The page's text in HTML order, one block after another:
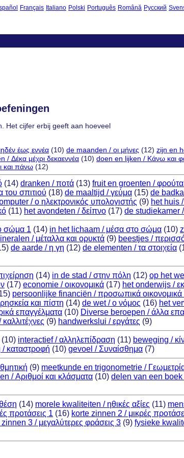
Français Italiano Polski Português Română Русский
Het cijfer erbij geeft aan hoeveel
έως εννέα (10) de maanden / οι μήνες (12) zijn en
/ Δέκα μέχρι δεκαεννέα (10) doen en lijken / Κάνω και
και πάνω (12)
(14) dranken / ποτά (13) fruit en groenten / φρούτα
του σπιτιού (18) de maaltijd / γεύμα (15) de
/ ο ηλεκτρονικός υπολογιστής (9) het huis /
(11) het avondeten / δείπνο (17) de studiekamer /
σώμα 1 (14) in het lichaam / μέσα στο σώμα (10)
/ μέταλλα και ορυκτά (9) beestjes /
de aarde / η γη (12) de elementen / τα στοιχεία
(14) in de stad / στην πόλη (12) op het
(17) economie / οικονομικά (17) het onderwijs /
persoonlijke financiën / προσωπικά οικονομικά
και πίστη (14) de wet / ο νόμος (16) het
επαγγέλματα (10) Diverse beroepen / άλλα
(9) handwerkslui / εργάτες (9)
(10) interactief / αλληλεπίδραση (11) beweging /
καταστροφή (10) gevoel / Συναίσθημα (7)
(9) meetkunde en trigonometrie / Γεωμετρία
/ Αριθμοί και κλάσματα (10) delen van een boek
(14) morele kwaliteiten / ηθικές αξίες (11)
προτάσεις 1 (16) korte zinnen 2 / μικρές
3 / μεγαλύτερες φράσεις 3 (9) fysieke